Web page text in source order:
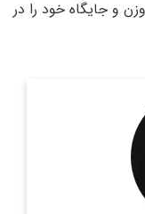
و جایگاه خود را در
سیاسی و عضو